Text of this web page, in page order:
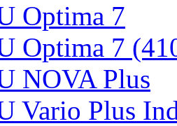
Optima 7
Optima 7
NOVA Plus
Vario Plus